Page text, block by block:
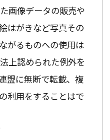
画像データの販売や
はがきなど写真その
がるものへの使用は
上認められた例外を
盟に無断で転載、複
利用をすることはで